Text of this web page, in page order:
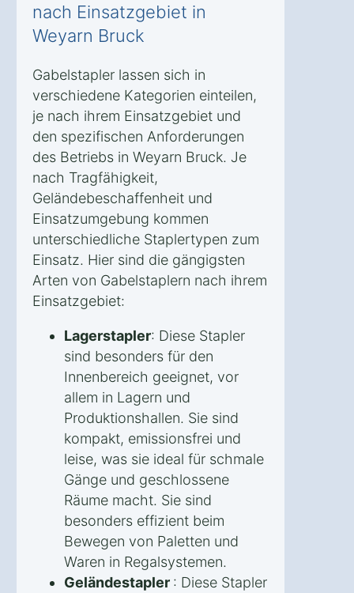
nach Einsatzgebiet in
Weyarn Bruck
Gabelstapler lassen sich in
verschiedene Kategorien einteilen,
je nach ihrem Einsatzgebiet und
den spezifischen Anforderungen
des Betriebs in Weyarn Bruck. Je
nach Tragfähigkeit,
Geländebeschaffenheit und
Einsatzumgebung kommen
unterschiedliche Staplertypen zum
Einsatz. Hier sind die gängigsten
Arten von Gabelstaplern nach ihrem
Einsatzgebiet:
Lagerstapler: Diese Stapler
sind besonders für den
Innenbereich geeignet, vor
allem in Lagern und
Produktionshallen. Sie sind
kompakt, emissionsfrei und
leise, was sie ideal für schmale
Gänge und geschlossene
Räume macht. Sie sind
besonders effizient beim
Bewegen von Paletten und
Waren in Regalsystemen.
Geländestapler : Diese Stapler